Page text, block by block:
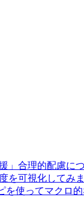
」合理的配慮に
を可視化してみま
を使ってマクロ